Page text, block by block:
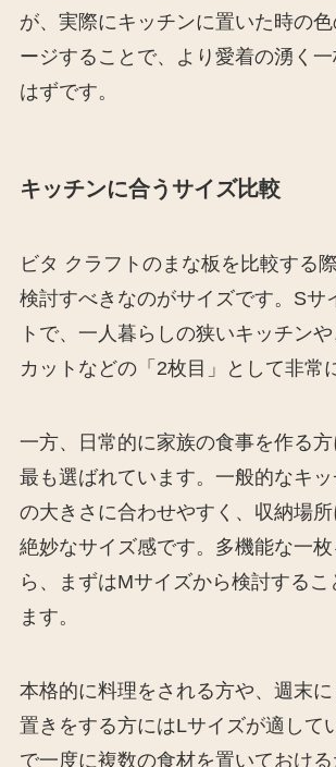
が、実際にキッチンに置いた時の
ージすることで、より愛着の湧く
はずです。
キッチンに合うサイズ比較
ビタ クラフトのまな板を比較する
検討すべきなのがサイズです。Sサ
トで、一人暮らしの狭いキッチン
カットなどの「2枚目」として非常
一方、日常的に家族の食事を作る
最も選ばれています。一般的なキ
の大きさに合わせやすく、収納場
絶妙なサイズ感です。多機能な一
ら、まずはMサイズから検討するこ
ます。
本格的に料理をされる方や、週末に
置きをする方にはLサイズが適して
で一度に複数の食材を置いておけ